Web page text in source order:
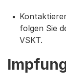
folgen Sie
VSKT.